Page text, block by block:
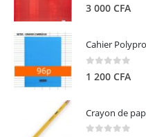
3 000 CFA
1 200 CFA
Crayon de